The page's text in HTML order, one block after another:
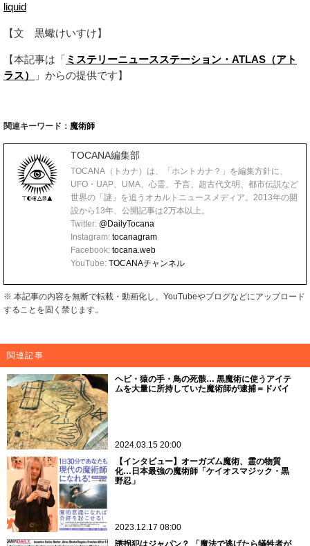
liquid
【文 黒蠍けいすけ】
【本記事は「 ミステリーニュースステーション・ATLAS（アト
ラス）
」からの提供です】
関連キーワード： 魔術師
TOCANA編集部
TOCANA（トカナ）は、「ホントカナ？」を編集方針に、
UFO・UAP、UMA、心霊、予言、超古代文明、都市伝説など
世界の「謎」を追うオカルトニュースメディア。2013年の開
設から13年、公開記事は2万本以上。
Twitter: @DailyTocana
Instagram: tocanagram
Facebook: tocana.web
YouTube: TOCANAチャンネル
※ 本記事の内容を無断で転載・動画化し、YouTubeやブログなどにアップロード
することを固く禁じます。
関連記事
ヘビ・猿の手・鳥の死骸… 黒魔術に使うアイテ
ムを大量に所持していた魔術師が逮捕＝ドバイ
2024.03.15 20:00
【インタビュー】オーガズム魔術、霊の物質
化…日本最強の魔術師「ケイオスマジック・黒
野忍」
2023.12.17 08:00
誘拐犯はジャパン？ 「魔法で逃げたら犠牲者が